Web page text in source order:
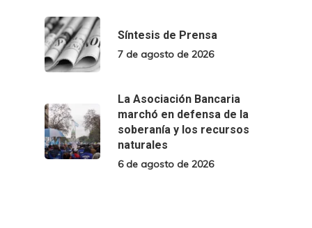
Síntesis de Prensa
7 de agosto de 2026
La Asociación Bancaria
marchó en defensa de la
soberanía y los recursos
naturales
6 de agosto de 2026